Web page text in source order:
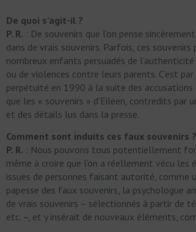
De quoi s’agit-il ?
P. R. : De souvenirs que l’on pense
dans de vrais souvenirs. Parfois, ces
nombreux enfants persuadés de
ou de violences contre leurs parents. C’est
perpétuité en 1990 à la suite des accusations
que les « souvenirs » d’Eileen, contredits par
et des détails lus dans la presse.
Comment sont induits ces faux souvenirs ?
P. R. : Nous pouvons tous potentiellement
même à croire que l’on a réellement vécu
issues de personnes faisant autorité, comme
papesse des faux souvenirs, la psychologue
de vrais souvenirs – sélectionnés à partir de
etc. –, et y insérait de nouveaux éléments,